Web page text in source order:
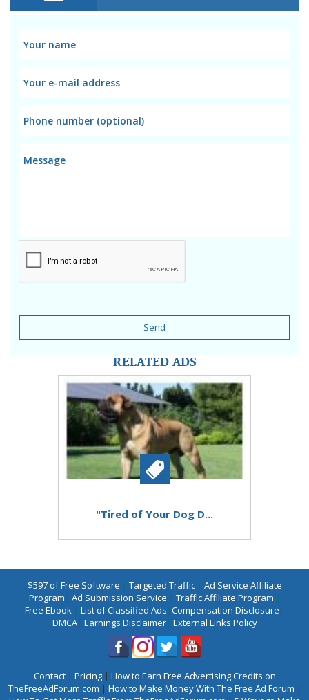
Send
RELATED ADS
"Tired of Your Dog D...
$597 of Free Software | Targeted Traffic| Ad Service Affiliate
Program | Ad Submission Service | Traffic Affiliate Program |
Free Ebook | List of Classified Ads |Compensation Disclosure |
DMCA| Earnings Disclaimer| External Links Policy
Contact| Pricing| How to Earn Free Advertising Credits on
TheFreeAdForum.com | How to Make Money With The Free Ad Forum |